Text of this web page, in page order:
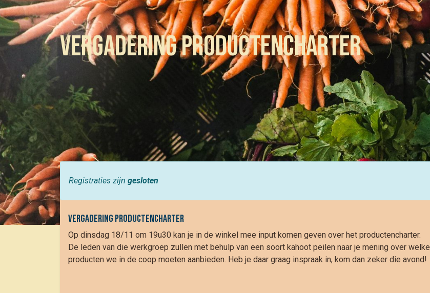
Vergadering Productencharter
Registraties zijn gesloten
vergadering pRODUCTENCHARTER
Op dinsdag 18/11 om 19u30 kan je in de winkel mee input komen geven over het productencharter.
De leden van die werkgroep zullen met behulp van een soort kahoot peilen naar je mening over welke
producten we in de coop moeten aanbieden. Heb je daar graag inspraak in, kom dan zeker die avond!